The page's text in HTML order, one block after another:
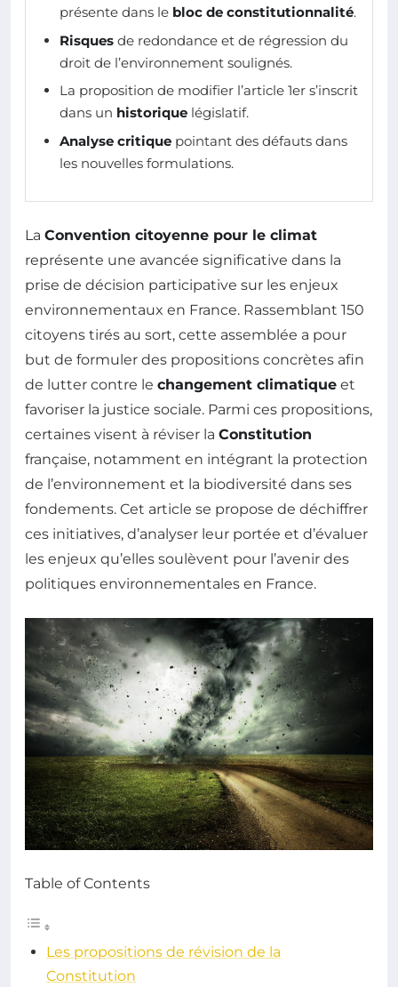
présente dans le bloc de constitutionnalité.
Risques de redondance et de régression du
droit de l’environnement soulignés.
La proposition de modifier l’article 1er s’inscrit
dans un historique législatif.
Analyse critique pointant des défauts dans
les nouvelles formulations.
La Convention citoyenne pour le climat
représente une avancée significative dans la
prise de décision participative sur les enjeux
environnementaux en France. Rassemblant 150
citoyens tirés au sort, cette assemblée a pour
but de formuler des propositions concrètes afin
de lutter contre le changement climatique et
favoriser la justice sociale. Parmi ces propositions,
certaines visent à réviser la Constitution
française, notamment en intégrant la protection
de l’environnement et la biodiversité dans ses
fondements. Cet article se propose de déchiffrer
ces initiatives, d’analyser leur portée et d’évaluer
les enjeux qu’elles soulèvent pour l’avenir des
politiques environnementales en France.
Table of Contents
Les propositions de révision de la
Constitution